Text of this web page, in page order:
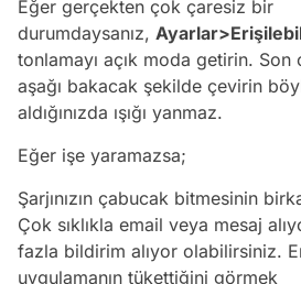
Eğer gerçekten çok çaresiz bir
durumdaysanız,
tonlamayı açık moda getirin.
aşağı bakacak şekilde çevirin
aldığınızda ışığı yanmaz.
Eğer işe yaramazsa;
Şarjınızın çabucak bitmesinin
Çok sıklıkla email veya mesaj
fazla bildirim alıyor olabilirsiniz.
uygulamanın tükettiğini görmek